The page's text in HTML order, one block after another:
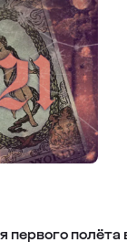
первого полёта